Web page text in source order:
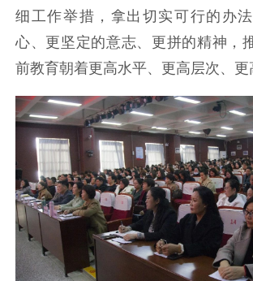
细工作举措，拿出切实可行的办
心、更坚定的意志、更拼的精神，
前教育朝着更高水平、更高层次、更